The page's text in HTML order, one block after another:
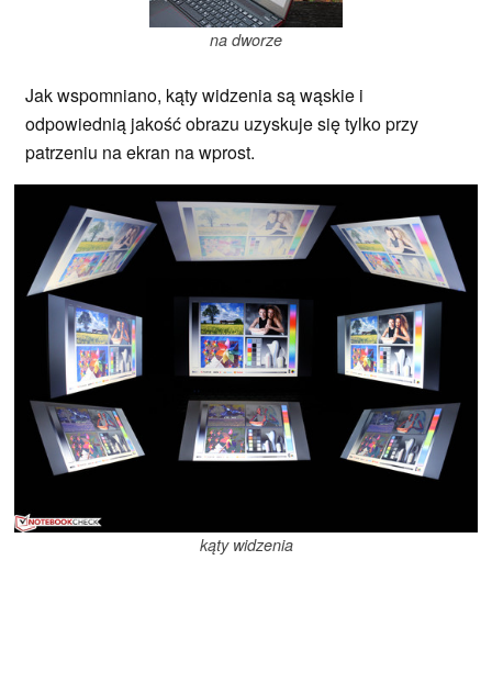
na dworze
Jak wspomniano, kąty widzenia są wąskie i
odpowiednią jakość obrazu uzyskuje się tylko przy
patrzeniu na ekran na wprost.
kąty widzenia